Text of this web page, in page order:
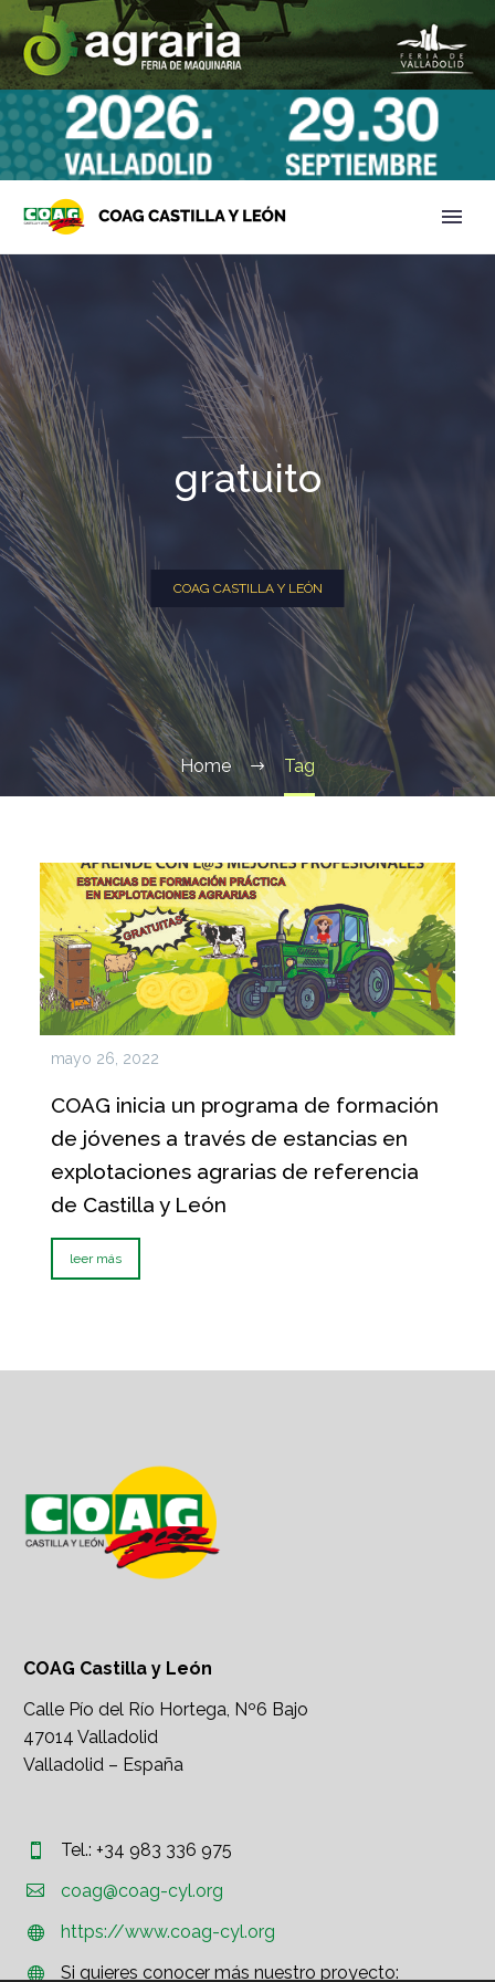
gratuito
COAG CASTILLA Y LEÓN
Home Tag
mayo 26, 2022
COAG inicia un programa de formación
de jóvenes a través de estancias en
explotaciones agrarias de referencia
de Castilla y León
leer más
COAG Castilla y León
Calle Pío del Río Hortega, Nº6 Bajo
47014 Valladolid
Valladolid – España

 Tel.: +34 983 336 975

 coag@coag-cyl.org

 https://www.coag-cyl.org

 Si quieres conocer más nuestro proyecto: